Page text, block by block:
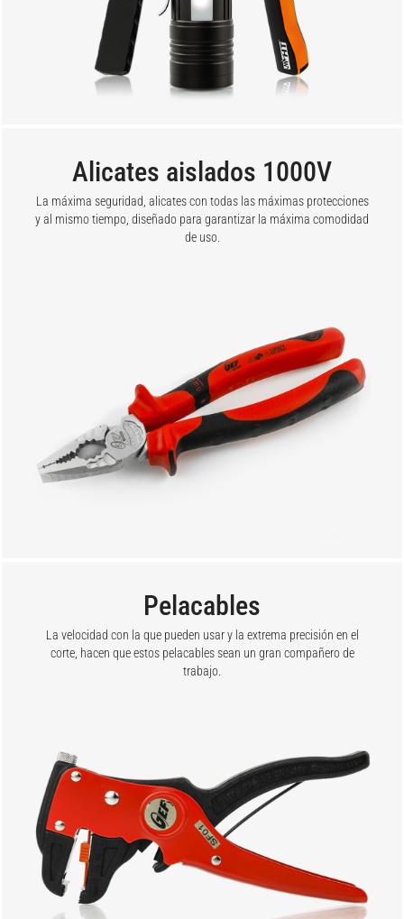
Alicates aislados 1000V
La máxima seguridad, alicates con todas las máximas protecciones
y al mismo tiempo, diseñado para garantizar la máxima comodidad
de uso.
Pelacables
La velocidad con la que pueden usar y la extrema precisión en el
corte, hacen que estos pelacables sean un gran compañero de
trabajo.